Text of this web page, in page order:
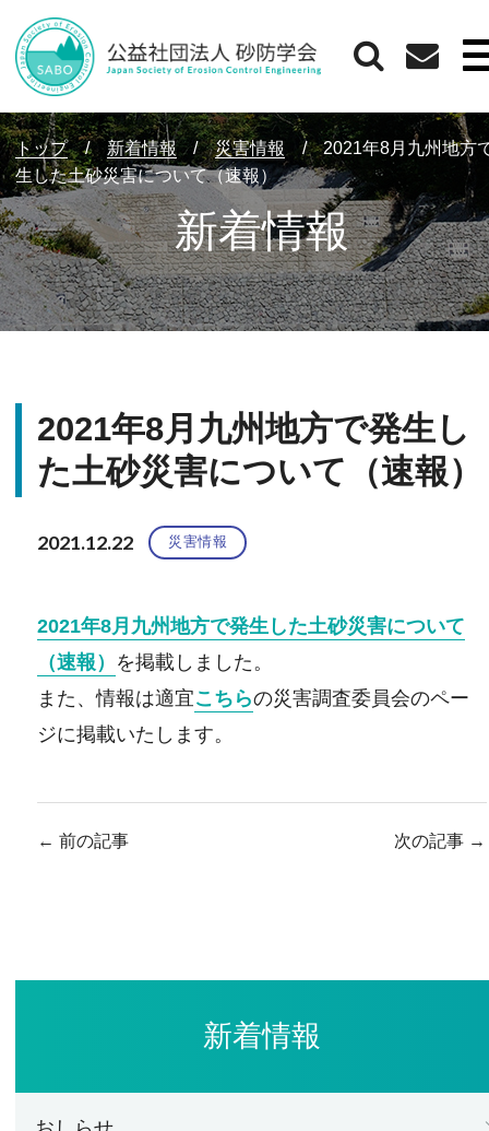
新着情報
トップ / 新着情報 / 災害情報 /
2021年8月九州地方
生した土砂災害について（速報）
2021年8月九州地方で発生し
た土砂災害について（速報）
2021.12.22 災害情報
2021年8月九州地方で発生した土砂災害について
（速報） を掲載しました。
また、情報は適宜こちらの災害調査委員会のペー
ジに掲載いたします。
← 前の記事 次の記事 →
新着情報